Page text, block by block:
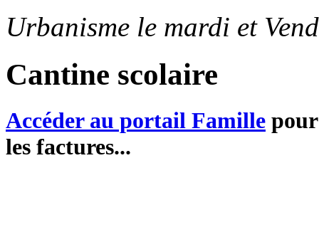
Urbanisme le mardi et
Cantine scolaire
Accéder au portail Famille
les factures...